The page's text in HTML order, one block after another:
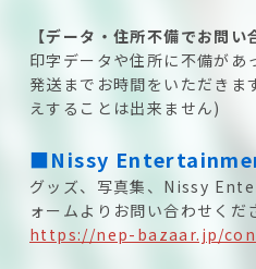
【データ・住所不備でお問い
印字データや住所に不備があ
発送までお時間をいただき
えすることは出来ません)
■Nissy
グッズ、写真集、Nissy
ォームよりお問い合わせくだ
https://nep-bazaar.jp/